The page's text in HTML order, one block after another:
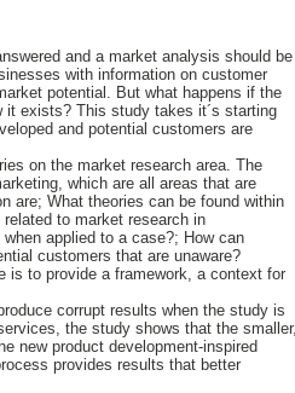
and a market analysis should be
with information on customer
potential. But what happens if the
exists? This study takes it´s starting
and potential customers are
on the market research area. The
which are all areas that are
are; What theories can be found within
to market research in
applied to a case?; How can
customers that are unaware?
is to provide a framework, a context for
corrupt results when the study is
the study shows that the smaller,
new product development-inspired
provides results that better